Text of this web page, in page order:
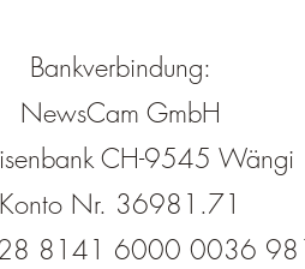
Bankverbindung:
NewsCam GmbH
CH-9545 Wängi
Konto Nr. 36981.71
8141 6000 0036